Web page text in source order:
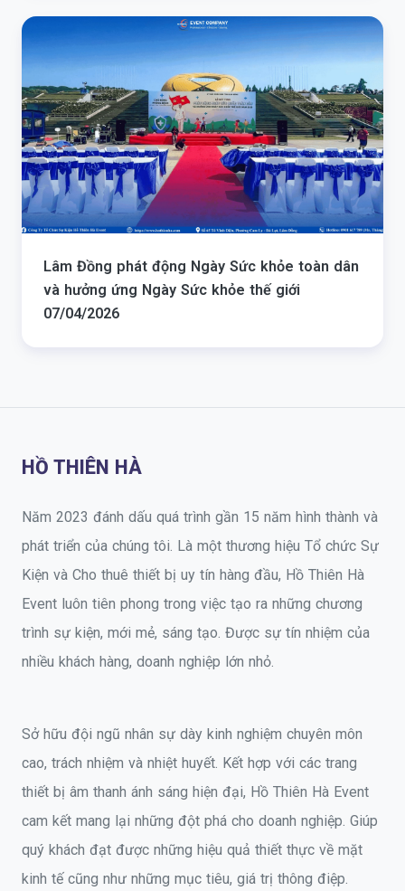
Lâm Đồng phát động Ngày Sức khỏe toàn dân
và hưởng ứng Ngày Sức khỏe thế giới
07/04/2026
HỒ THIÊN HÀ
Năm 2023 đánh dấu quá trình gần 15 năm hình thành và
phát triển của chúng tôi. Là một thương hiệu Tổ chức Sự
Kiện và Cho thuê thiết bị uy tín hàng đầu, Hồ Thiên Hà
Event luôn tiên phong trong việc tạo ra những chương
trình sự kiện, mới mẻ, sáng tạo. Được sự tín nhiệm của
nhiều khách hàng, doanh nghiệp lớn nhỏ.
Sở hữu đội ngũ nhân sự dày kinh nghiệm chuyên môn
cao, trách nhiệm và nhiệt huyết. Kết hợp với các trang
thiết bị âm thanh ánh sáng hiện đại, Hồ Thiên Hà Event
cam kết mang lại những đột phá cho doanh nghiệp. Giúp
quý khách đạt được những hiệu quả thiết thực về mặt
kinh tế cũng như những mục tiêu, giá trị thông điệp.